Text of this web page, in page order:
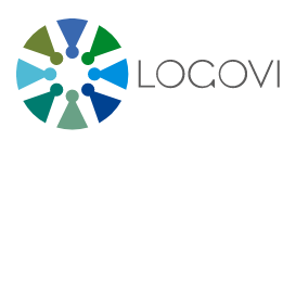
Inhalt
springen